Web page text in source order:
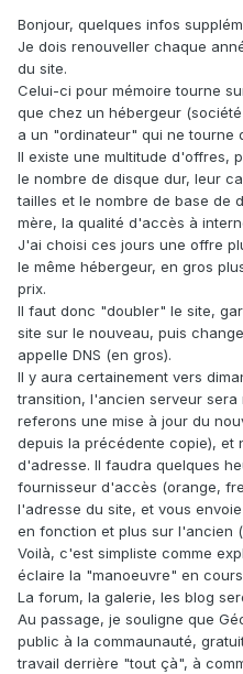
Bonjour, quelques infos
Je dois renouveller chaque
du site.
Celui-ci pour mémoire tourne
que chez un hébergeur
a un "ordinateur" qui ne tourne
Il existe une multitude d'offres,
le nombre de disque dur, leur
tailles et le nombre de base de
mère, la qualité d'accès à
J'ai choisi ces jours une offre
le même hébergeur, en gros
prix.
Il faut donc "doubler" le site,
site sur le nouveau, puis
appelle DNS (en gros).
Il y aura certainement vers
transition, l'ancien serveur sera
referons une mise à jour du
depuis la précédente copie), et
d'adresse. Il faudra quelques
fournisseur d'accès (orange,
l'adresse du site, et vous
en fonction et plus sur l'ancien
Voilà, c'est simpliste comme
éclaire la "manoeuvre" en
La forum, la galerie, les blog
Au passage, je souligne que
public à la commaunauté,
travail derrière "tout çà", à